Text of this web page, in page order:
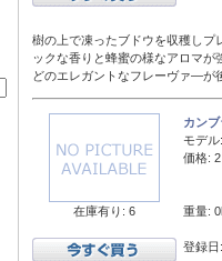
樹の上で凍ったブドウを収穫しプ
ックな香りと蜂蜜の様なアロマ
どのエレガントなフレーヴァ―が
在庫有り: 6
カン
モデル:
価格:
重量:
登録